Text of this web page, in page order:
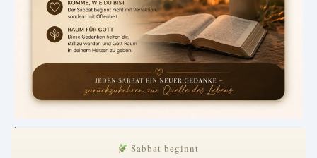
.
Sabbat beginnt